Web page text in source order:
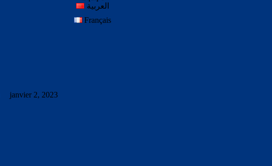
العربية
Français
janvier 2, 2023